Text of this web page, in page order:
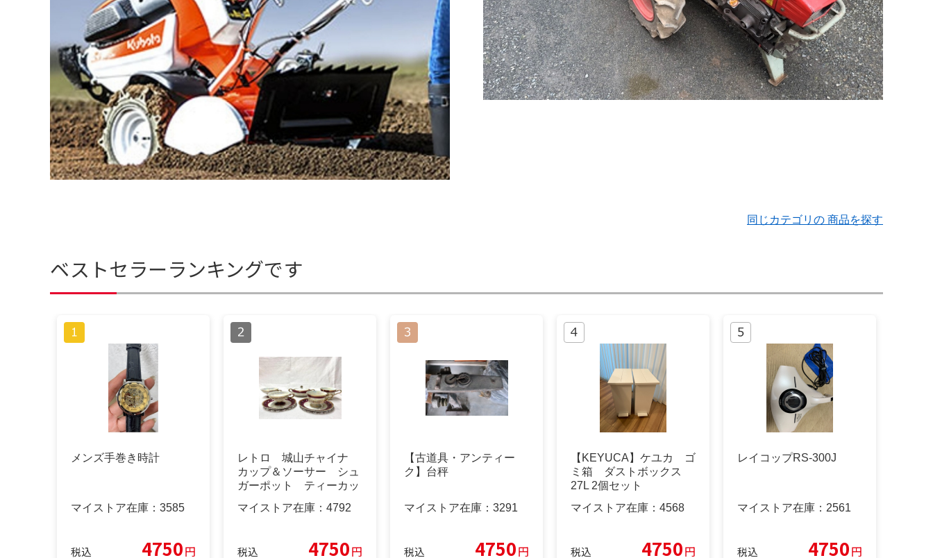
同じカテゴリの 商品を探す
ベストセラーランキングです
メンズ手巻き時計
マイストア在庫： 3585
税込 4750円
レトロ 城山チャイナ
カップ＆ソーサー シュ
ガーポット ティーカッ
プ2客コーヒーカップ2客
ソーサー2枚（3698）
マイストア在庫： 4792
税込 4750円
【古道具・アンティー
ク】台秤
マイストア在庫： 3291
税込 4750円
【KEYUCA】ケユカ ゴ
ミ箱 ダストボックス
27L 2個セット
マイストア在庫： 4568
税込 4750円
レイコップRS-300J
マイストア在庫： 2561
税込 4750円